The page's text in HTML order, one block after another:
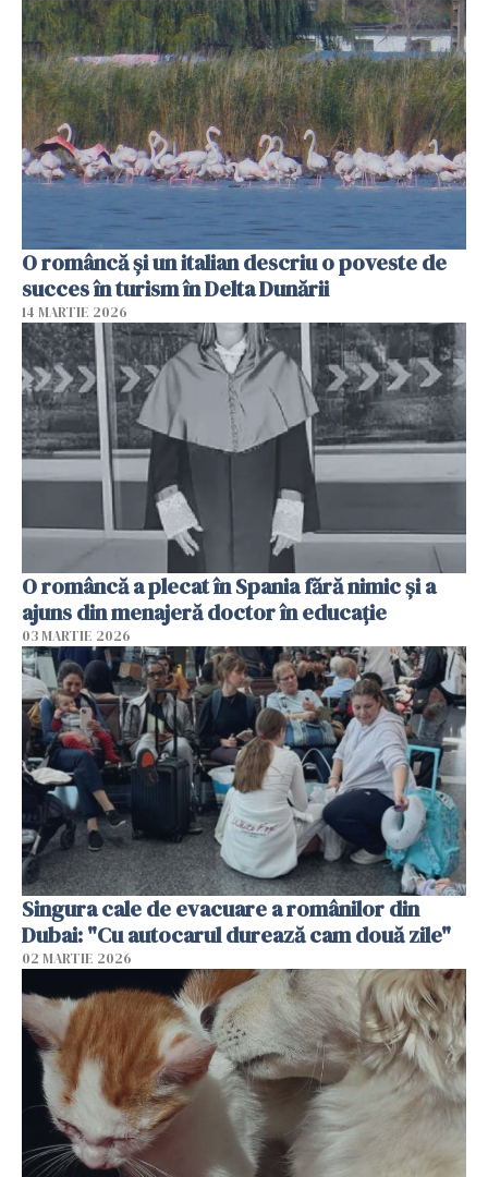
O româncă și un italian descriu o poveste de
succes în turism în Delta Dunării
14 MARTIE 2026
O româncă a plecat în Spania fără nimic și a
ajuns din menajeră doctor în educație
03 MARTIE 2026
Singura cale de evacuare a românilor din
Dubai: "Cu autocarul durează cam două zile"
02 MARTIE 2026